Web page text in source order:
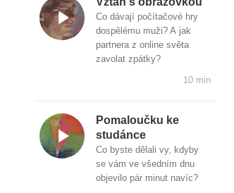
Co dávají počítačové hry
dospělému muži? A jak
partnera z online světa
zavolat zpátky?
10 min
Pomaloučku ke
studánce
Co byste dělali vy, kdyby
se vám ve všedním dnu
objevilo pár minut navíc?